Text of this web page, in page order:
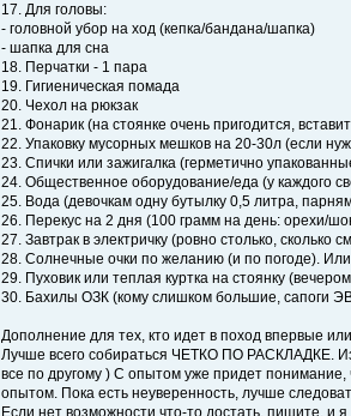
17. Для головы:
- головной убор на ход (кепка/бандана/шапка)
- шапка для сна
18. Перчатки - 1 пара
19. Гигиеническая помада
20. Чехол на рюкзак
21. Фонарик (на стоянке очень пригодится,
22. Упаковку мусорных мешков на 20-30л (если
23. Спички или зажигалка (герметично
24. Общественное оборудование/еда (у каждого
25. Вода (девочкам одну бутылку 0,5 литра,
26. Перекус на 2 дня (100 грамм на день: орехи/
27. Завтрак в электричку (ровно столько,
28. Солнечные очки по желанию (и по погоде). Или
29. Пуховик или теплая куртка на стоянку
30. Бахилы ОЗК (кому слишком большие, сапоги
Дополнение для тех, кто идет в поход впервые
Лучше всего собираться ЧЕТКО ПО РАСКЛАДКЕ.
все по другому ) С опытом уже придет понимание,
опытом. Пока есть неуверенность, лучше
Если нет возможности что-то достать, пишите, и